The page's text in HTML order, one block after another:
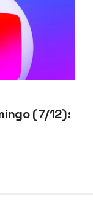
(7/12):